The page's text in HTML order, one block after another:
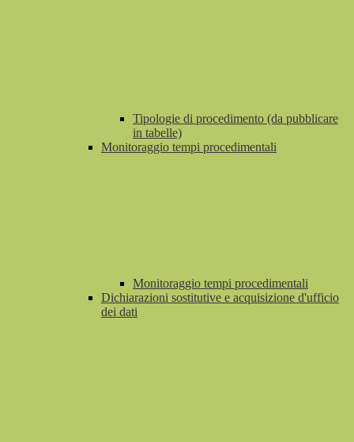
Tipologie di procedimento (da pubblicare
in tabelle)
Monitoraggio tempi procedimentali
Monitoraggio tempi procedimentali
Dichiarazioni sostitutive e acquisizione d'ufficio
dei dati